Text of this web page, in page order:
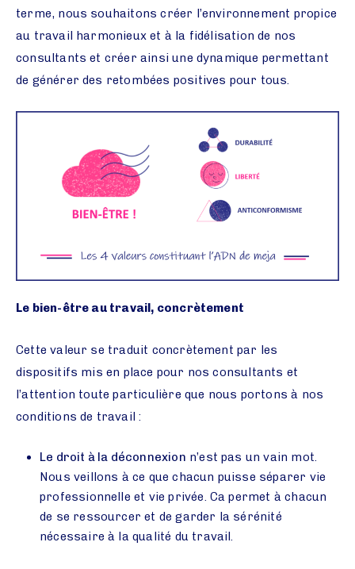
terme, nous souhaitons créer l’environnement propice
au travail harmonieux et à la fidélisation de nos
consultants et créer ainsi une dynamique permettant
de générer des retombées positives pour tous.
Le bien-être au travail, concrètement
Cette valeur se traduit concrètement par les
dispositifs mis en place pour nos consultants et
l’attention toute particulière que nous portons à nos
conditions de travail :
Le droit à la déconnexion n’est pas un vain mot.
Nous veillons à ce que chacun puisse séparer vie
professionnelle et vie privée. Ca permet à chacun
de se ressourcer et de garder la sérénité
nécessaire à la qualité du travail.